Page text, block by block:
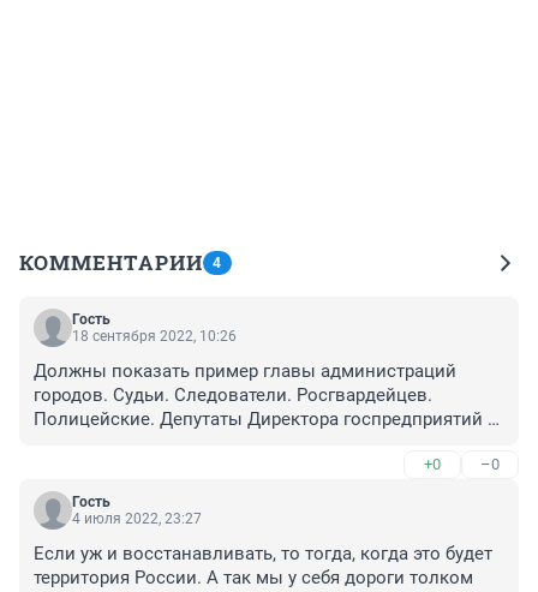
КОММЕНТАРИИ 4
Гость
18 сентября 2022, 10:26
Должны показать пример главы администраций
городов. Судьи. Следователи. Росгвардейцев.
Полицейские. Депутаты Директора госпредприятий и
зарплате. Отправить своих детей на спецоперации.
Так делали в 1941 руководители страны
+0 –0
Гость
4 июля 2022, 23:27
Если уж и восстанавливать, то тогда, когда это будет
территория России. А так мы у себя дороги толком